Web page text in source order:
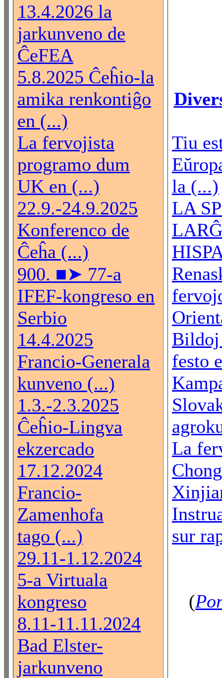
13.4.2026 la
jarkunveno de
ĈeFEA
5.8.2025 Ĉeĥio-la
amika renkontiĝo
en (...)
La fervojista
programo dum
UK en (...)
22.9.-24.9.2025
Konferenco de
Ĉeĥa (...)
900. ■➤ 77-a
IFEF-kongreso en
Serbio
14.4.2025
Francio-Generala
kunveno (...)
1.3.-2.3.2025
Ĉeĥio-Lingva
ekzercado
17.12.2024
Francio-
Zamenhofa
tago (...)
29.11-1.12.2024
5-a Virtuala
kongreso
8.11-11.11.2024
Bad Elster-
jarkunveno
Tiu
la (...)
LA
Bildoj
festo
La
sur
(